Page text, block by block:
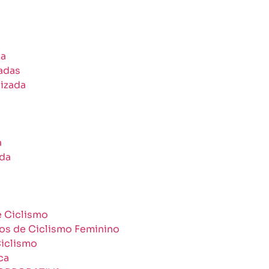
Ciclismo
de Ciclismo Feminino